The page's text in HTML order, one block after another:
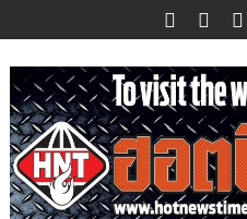
to
content